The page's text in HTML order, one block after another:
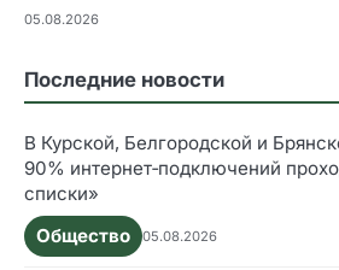
05.08.2026
Последние новости
В Курской, Белгородской и
90% интернет‑подключений
списки»
Общество
05.08.2026